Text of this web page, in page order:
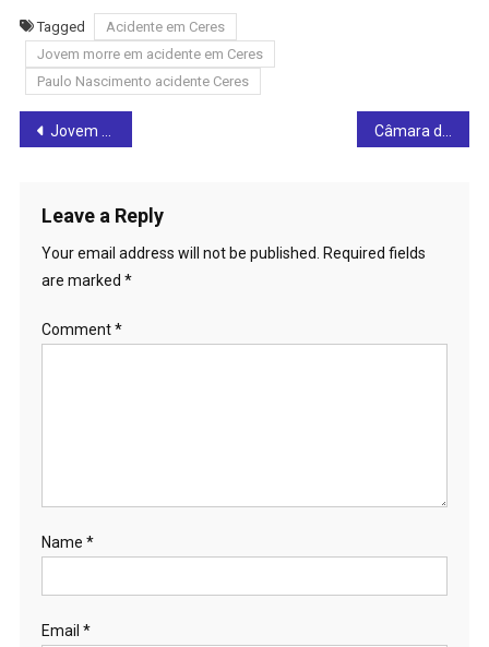
Tagged
Acidente em Ceres
Jovem morre em acidente em Ceres
Paulo Nascimento acidente Ceres
Post
Jovem de 19 anos morre em trágico acidente neste domingo (10), em Ceres Câmara de Rianápolis convida para palestra na quarta-feira (13) sobre proteção das mulheres no Agosto Lilás
Leave a Reply
Your email address will not be published. Required fields
are marked *
Comment*
Name *
Email *